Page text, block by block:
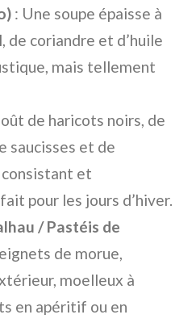
: Une soupe épaisse à
de coriandre et d’huile
mais tellement
de haricots noirs, de
saucisses et de
et
pour les jours d’hiver.
/ Pastéis de
de morue,
moelleux à
en apéritif ou en